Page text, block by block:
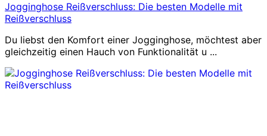
Jogginghose Reißverschluss: Die besten Modelle mit
Reißverschluss
Du liebst den Komfort einer Jogginghose, möchtest aber
gleichzeitig einen Hauch von Funktionalität u ...